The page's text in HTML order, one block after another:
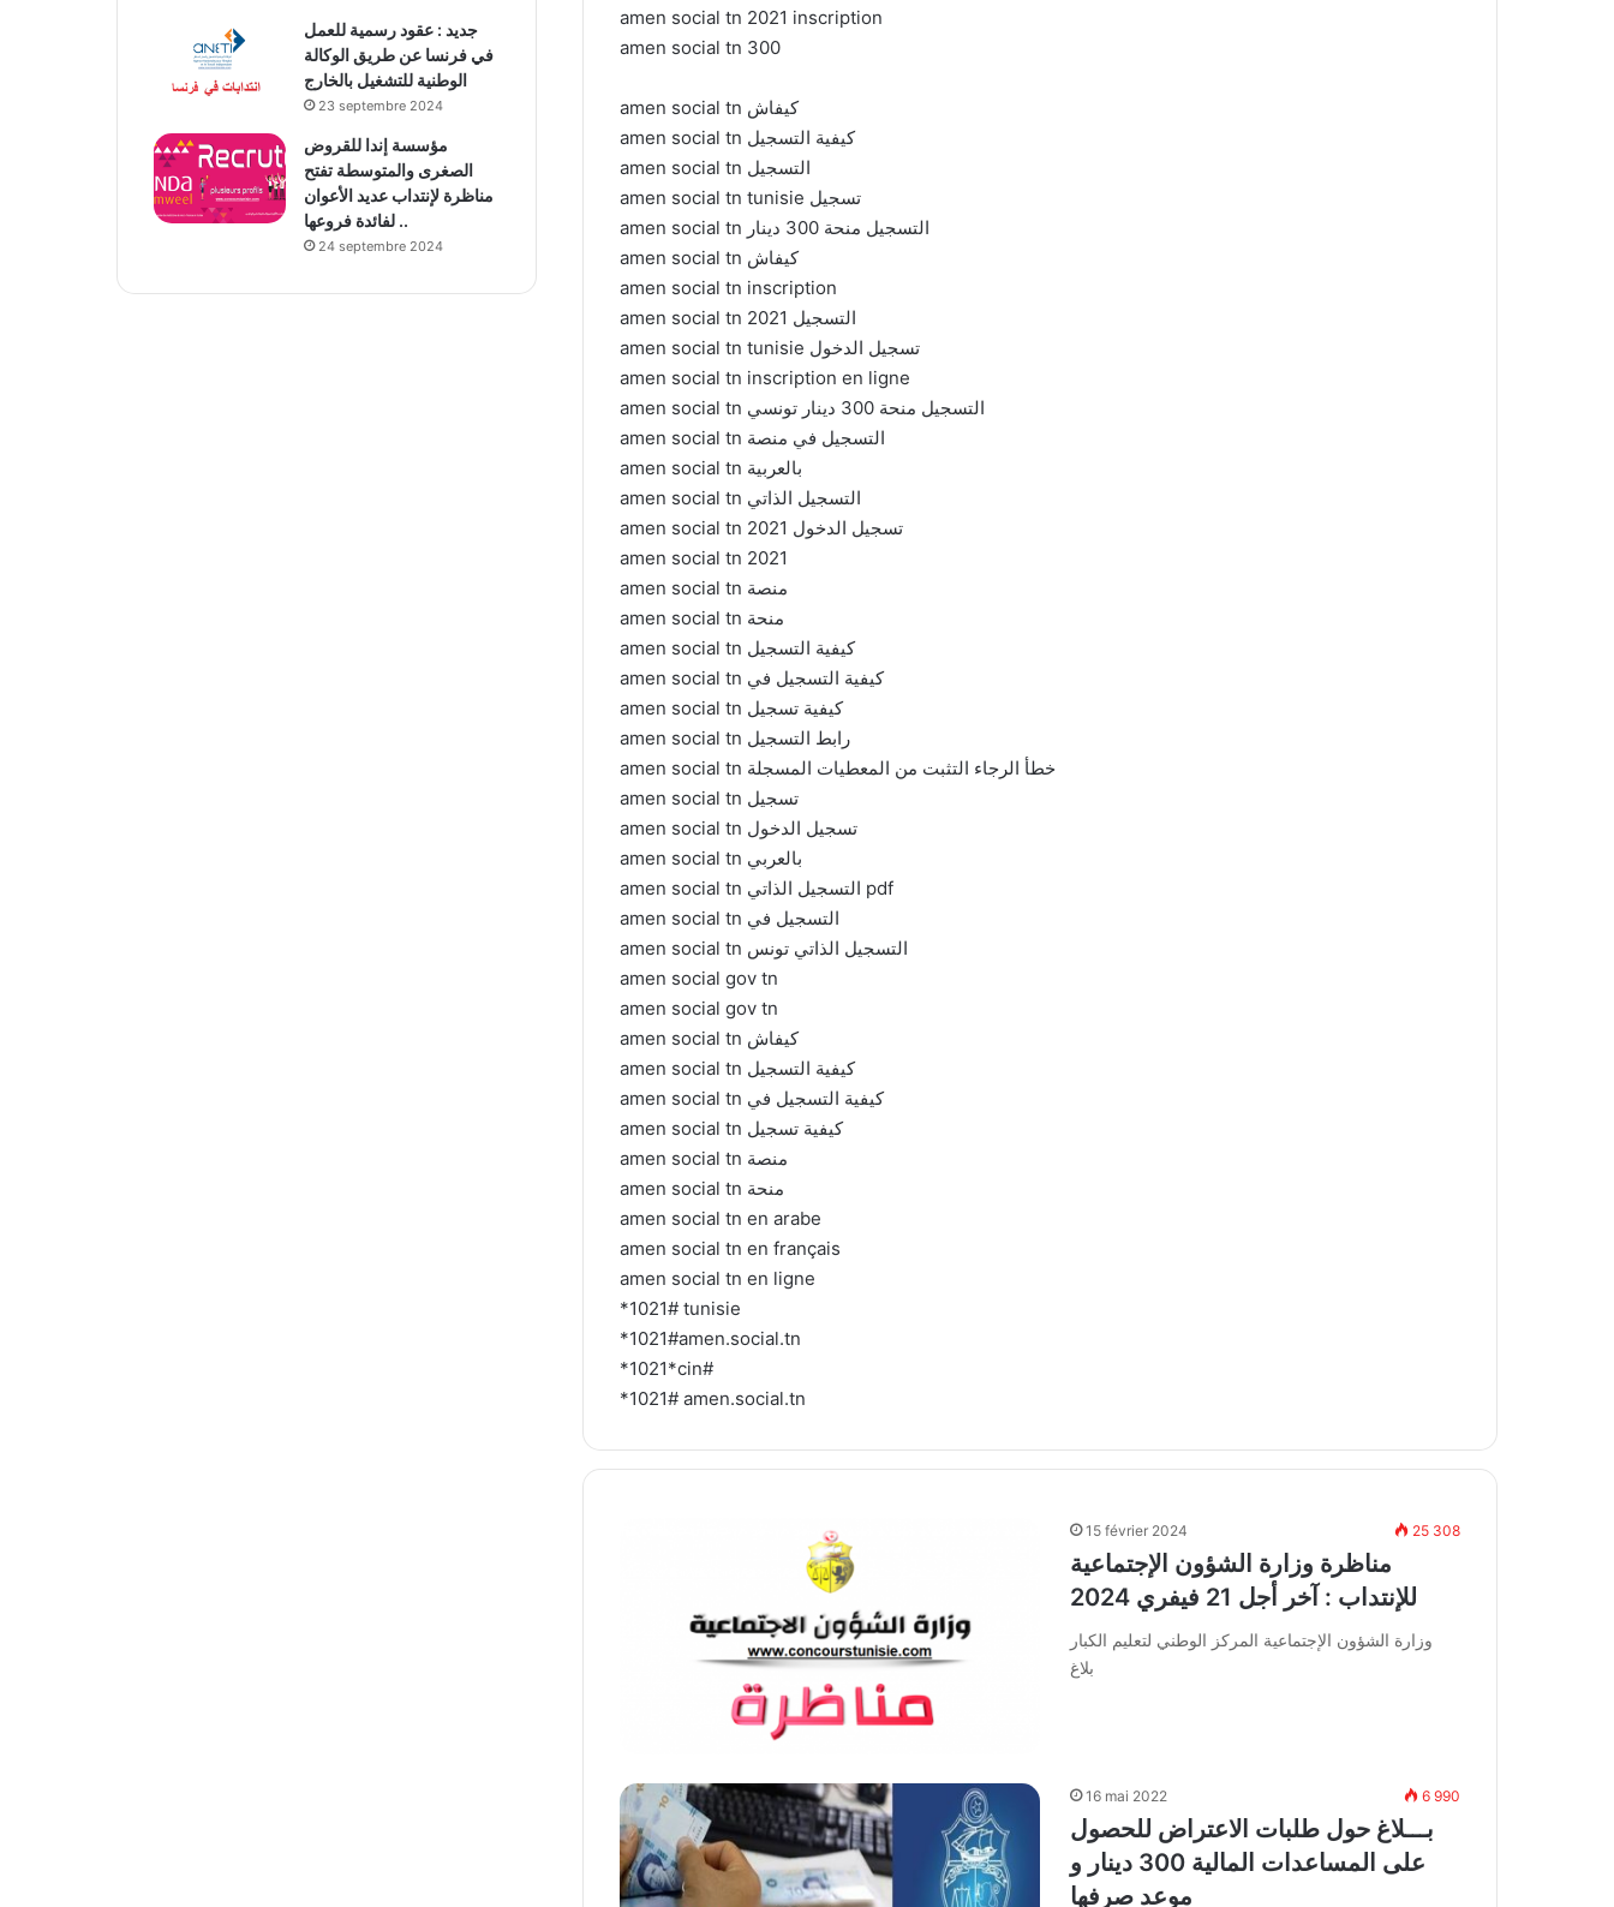
amen social tn 2021 inscription
amen social tn 300
amen social tn كيفاش
amen social tn كيفية التسجيل
amen social tn التسجيل
amen social tn tunisie تسجيل
amen social tn التسجيل منحة 300 دينار
amen social tn كيفاش
amen social tn inscription
amen social tn التسجيل 2021
amen social tn tunisie تسجيل الدخول
amen social tn inscription en ligne
amen social tn التسجيل منحة 300 دينار تونسي
amen social tn التسجيل في منصة
amen social tn بالعربية
amen social tn التسجيل الذاتي
amen social tn تسجيل الدخول 2021
amen social tn 2021
amen social tn منصة
amen social tn منحة
amen social tn كيفية التسجيل
amen social tn كيفية التسجيل في
amen social tn كيفية تسجيل
amen social tn رابط التسجيل
amen social tn خطأ الرجاء التثبت من المعطيات المسجلة
amen social tn تسجيل
amen social tn تسجيل الدخول
amen social tn بالعربي
amen social tn التسجيل الذاتي pdf
amen social tn التسجيل في
amen social tn التسجيل الذاتي تونس
amen social gov tn
amen social gov tn
amen social tn كيفاش
amen social tn كيفية التسجيل
amen social tn كيفية التسجيل في
amen social tn كيفية تسجيل
amen social tn منصة
amen social tn منحة
amen social tn en arabe
amen social tn en français
amen social tn en ligne
*1021# tunisie
*1021#amen.social.tn
*1021*cin#
*1021# amen.social.tn
15 février 2024 25 308
مناظرة وزارة الشؤون الإجتماعية
للإنتداب : آخر أجل 21 فيفري 2024
وزارة الشؤون الإجتماعية المركز الوطني لتعليم الكبار
بلاغ
16 mai 2022 6 990
بـــلاغ حول طلبات الاعتراض للحصول
على المساعدات المالية 300 دينار و
موعد صرفها
جديد : عقود رسمية للعمل
في فرنسا عن طريق الوكالة
الوطنية للتشغيل بالخارج
23 septembre 2024
مؤسسة إندا للقروض
الصغرى والمتوسطة تفتح
مناظرة لإنتداب عديد الأعوان
لفائدة فروعها ..
24 septembre 2024